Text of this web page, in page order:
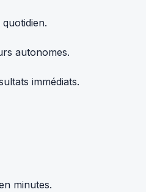
autonomes.
immédiats.
minutes.